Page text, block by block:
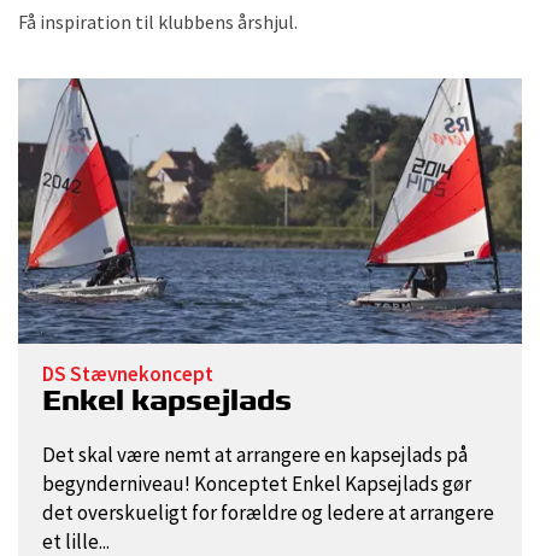
Få inspiration til klubbens årshjul.
DS Stævnekoncept
Enkel kapsejlads
Det skal være nemt at arrangere en kapsejlads på
begynderniveau! Konceptet Enkel Kapsejlads gør
det overskueligt for forældre og ledere at arrangere
et lille...